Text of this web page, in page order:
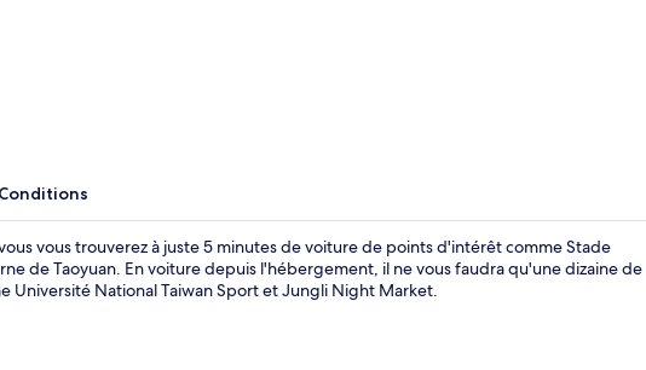
Conditions
vous trouverez à juste 5 minutes de voiture de points d'intérêt comme Stade
de Taoyuan. En voiture depuis l'hébergement, il ne vous faudra qu'une dizaine de
Université National Taiwan Sport et Jungli Night Market.